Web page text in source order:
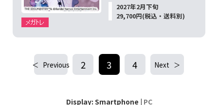
2027年2月下旬
29,700円(税込・送料別)
Previous 2 3 4 Next
Display: Smartphone | PC